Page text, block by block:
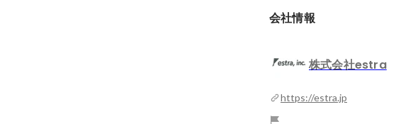
会社情報
株式会社estra
https://estra.jp